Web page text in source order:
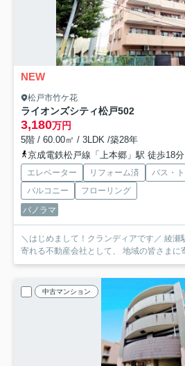
NEW
松戸市竹ケ花
ライオンズシティ松戸502
3,180万円
5階 / 60.00㎡ / 3LDK /築28年
京成電鉄松戸線「上本郷」駅 徒歩18分
エレベーター リフォーム済 バス・
バルコニー
フローリング
パノラマ
＼はじめまして！クランディアです／ 綾瀬駅近くに３店舗、気軽に立ち
寄れる不動産会社として、 地域の皆さまに
中古マンション